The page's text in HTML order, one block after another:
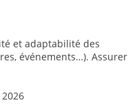
et adaptabilité des
événements…). Assurer